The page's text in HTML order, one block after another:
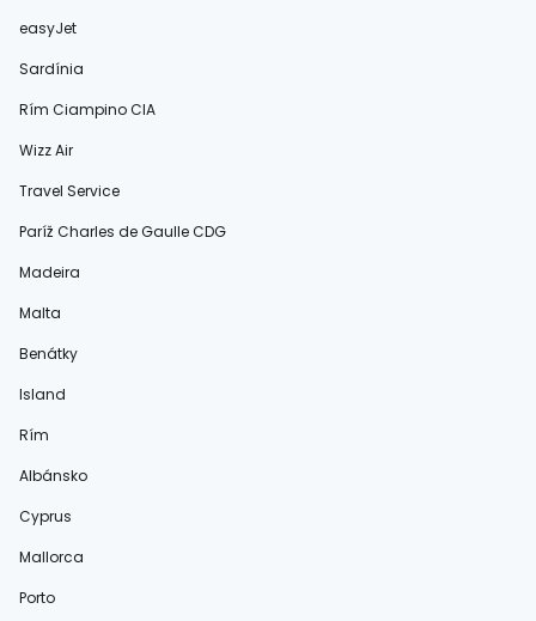
easyJet
Sardínia
Rím Ciampino CIA
Wizz Air
Travel Service
Paríž Charles de Gaulle CDG
Madeira
Malta
Benátky
Island
Rím
Albánsko
Cyprus
Mallorca
Porto